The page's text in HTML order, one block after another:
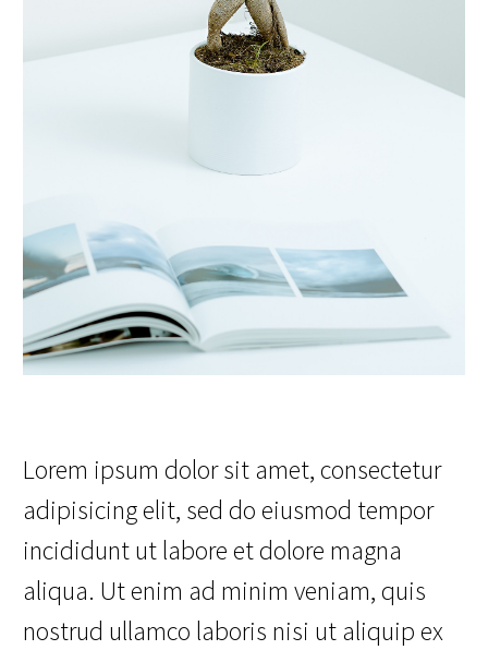
Lorem ipsum dolor sit amet, consectetur
adipisicing elit, sed do eiusmod tempor
incididunt ut labore et dolore magna
aliqua. Ut enim ad minim veniam, quis
nostrud ullamco laboris nisi ut aliquip ex